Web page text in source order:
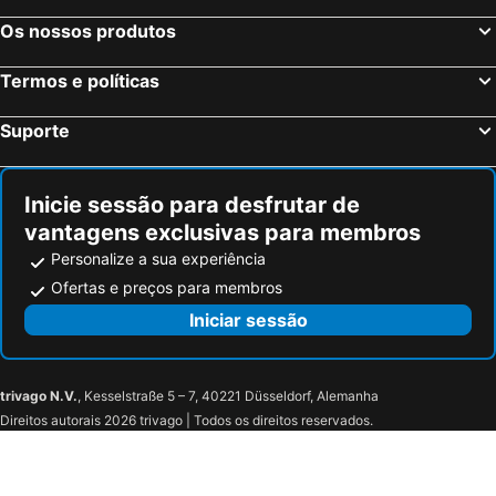
Estrasburgo, Alsácia Hotéis
Bordéus, Aquitânia Hotéis
Colmar, Alsácia Hotéis
Os nossos produtos
Termos e políticas
Suporte
Inicie sessão para desfrutar de
vantagens exclusivas para membros
Personalize a sua experiência
Ofertas e preços para membros
Iniciar sessão
trivago N.V., Kesselstraße 5 – 7, 40221 Düsseldorf, Alemanha
Direitos autorais 2026 trivago | Todos os direitos reservados.